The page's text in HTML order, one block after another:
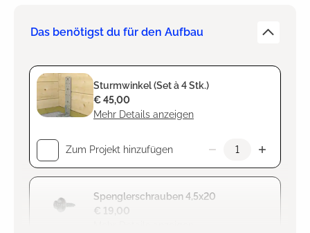
Das benötigst du für den Aufbau
Sturmwinkel (Set à 4 Stk.)
Mehr Details anzeigen
€ 45,00
Zum Projekt hinzufügen
Spenglerschrauben 4,5x20
€ 19,00